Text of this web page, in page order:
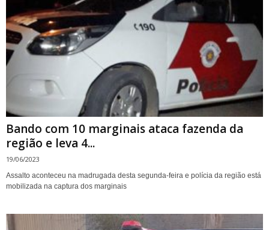
Bando com 10 marginais ataca fazenda da
região e leva 4...
19/06/2023
Assalto aconteceu na madrugada desta segunda-feira e polícia da região está
mobilizada na captura dos marginais